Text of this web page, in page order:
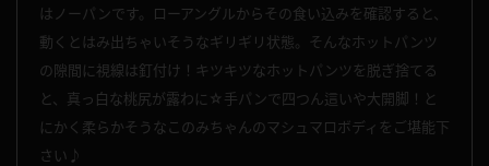
はノーパンです。ローアングルからその食い込みを確認すると、
動くとはみ出ちゃいそうなギリギリ状態。そんなホットパンツ
の隙間に視線は釘付け！キツキツなホットパンツを脱ぎ捨てる
と、真っ白な桃尻が露わに☆手パンで四つん這いや大開脚！と
にかく柔らかそうなこのみちゃんのマシュマロボディをご堪能下
さい♪